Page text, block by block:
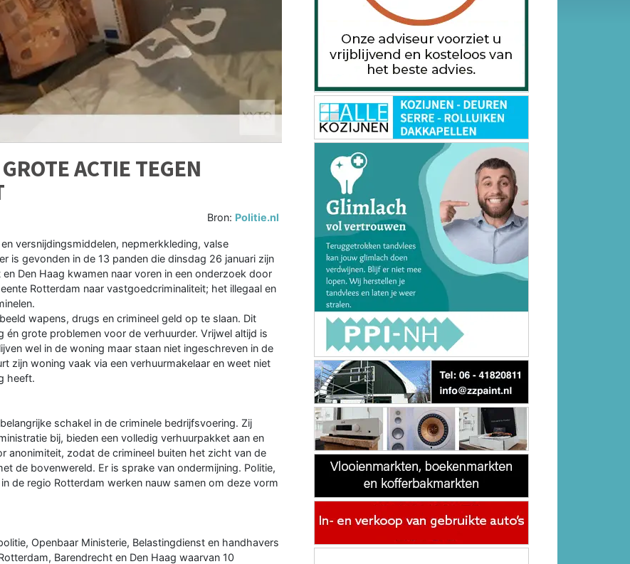
ACTIE TEGEN
Bron: Politie.nl
versnijdingsmiddelen, nepmerkkleding, valse
is gevonden in de 13 panden die dinsdag 26 januari zijn
Den Haag kwamen naar voren in een onderzoek door
Rotterdam naar vastgoedcriminaliteit; het illegaal en
wapens, drugs en crimineel geld op te slaan. Dit
grote problemen voor de verhuurder. Vrijwel altijd is
wel in de woning maar staan niet ingeschreven in de
zijn woning vaak via een verhuurmakelaar en weet niet
heeft.
schakel in de criminele bedrijfsvoering. Zij
bij, bieden een volledig verhuurpakket aan en
anonimiteit, zodat de crimineel buiten het zicht van de
de bovenwereld. Er is sprake van ondermijning. Politie,
de regio Rotterdam werken nauw samen om deze vorm
Openbaar Ministerie, Belastingdienst en handhavers
Barendrecht en Den Haag waarvan 10